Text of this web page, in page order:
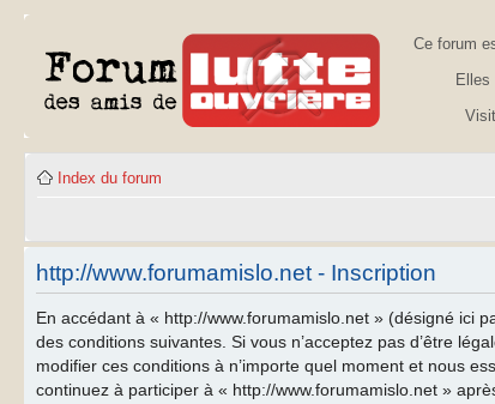
Ce forum
Elles
Index du forum
http://www.forumamislo.net - Inscription
En accédant à « http://www.forumamislo.net » (désigné ici
des conditions suivantes. Si vous n’acceptez pas d’être
modifier ces conditions à n’importe quel moment et nous
continuez à participer à « http://www.forumamislo.net »